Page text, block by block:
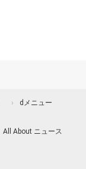
dメニュー
All About ニュース